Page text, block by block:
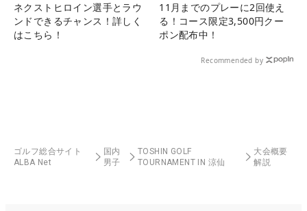
ネクストヒロイン選手とラウ
ンドできるチャンス！詳しく
はこちら！
11月までのプレーに2回使え
る！コース限定3,500円クー
ポン配布中！
Recommended by
ゴルフ総合サイト
ALBA Net
国内
男子
TOSHIN GOLF
TOURNAMENT IN 涼仙
大会概要
解説